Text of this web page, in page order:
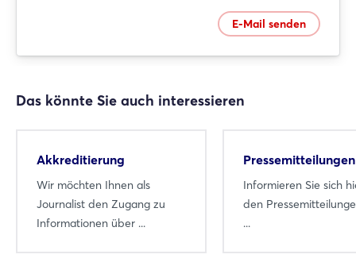
E-Mail senden
Das könnte Sie auch interessieren
Akkreditierung
Wir möchten Ihnen als
Journalist den Zugang zu
Informationen über ...
Pressemitteilungen
Informieren Sie sich
den
...
Noch nicht angemeldet?